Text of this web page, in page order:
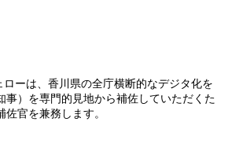
ーは、香川県の全庁横断的なデジタ化を
事）を専門的見地から補佐していただくた
官を兼務します。